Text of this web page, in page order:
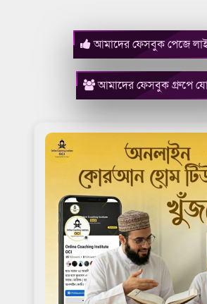
আমাদের ফেসবুক পেজে
আমাদের ফেসবুক গ্রুপে